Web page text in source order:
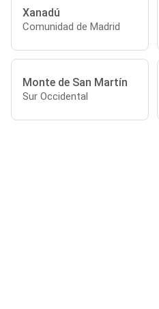
Xanadú
Comunidad de Madrid
Monte de San Martín
Sur Occidental